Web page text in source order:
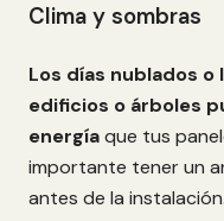
Clima y sombras
Los días nublados
edificios o árboles
energíaque tus
importante tener un
antes de la instalación.